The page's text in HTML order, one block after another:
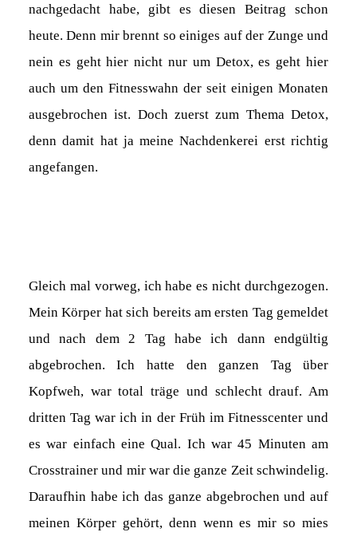
nachgedacht habe, gibt es diesen Beitrag schon
heute. Denn mir brennt so einiges auf der Zunge und
nein es geht hier nicht nur um Detox, es geht hier
auch um den Fitnesswahn der seit einigen Monaten
ausgebrochen ist. Doch zuerst zum Thema Detox,
denn damit hat ja meine Nachdenkerei erst richtig
angefangen.
Gleich mal vorweg, ich habe es nicht durchgezogen.
Mein Körper hat sich bereits am ersten Tag gemeldet
und nach dem 2 Tag habe ich dann endgültig
abgebrochen. Ich hatte den ganzen Tag über
Kopfweh, war total träge und schlecht drauf. Am
dritten Tag war ich in der Früh im Fitnesscenter und
es war einfach eine Qual. Ich war 45 Minuten am
Crosstrainer und mir war die ganze Zeit schwindelig.
Daraufhin habe ich das ganze abgebrochen und auf
meinen Körper gehört, denn wenn es mir so mies